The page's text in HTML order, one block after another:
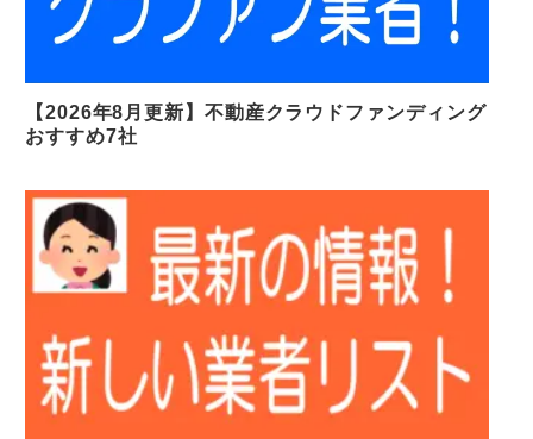
【2026年8月更新】不動産クラウドファンディング
おすすめ7社